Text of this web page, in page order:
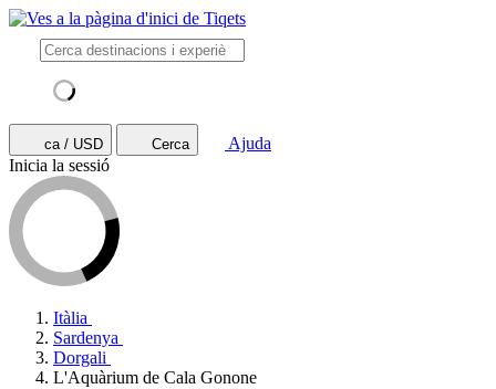
ca / USD Cerca
Ajuda
Inicia la sessió
Itàlia
Sardenya
Dorgali
L'Aquàrium de Cala Gonone